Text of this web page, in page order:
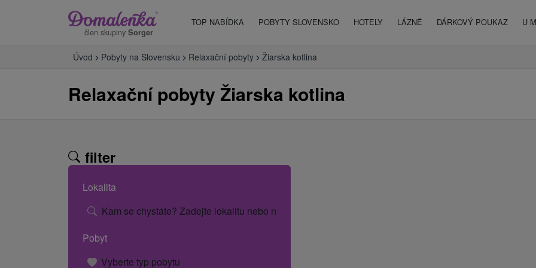
člen skupiny Sorger
TOP NABÍDKA POBYTY SLOVENSKO HOTELY LÁZNĚ DÁRKOVÝ POUKAZ U
Úvod Pobyty na Slovensku Relaxační pobyty Žiarska kotlina
Relaxační pobyty Žiarska kotlina
filter
Lokalita
Kam se chystáte? Zadejte lokalitu nebo název hotelu.
Pobyt
Vyberte typ pobytu